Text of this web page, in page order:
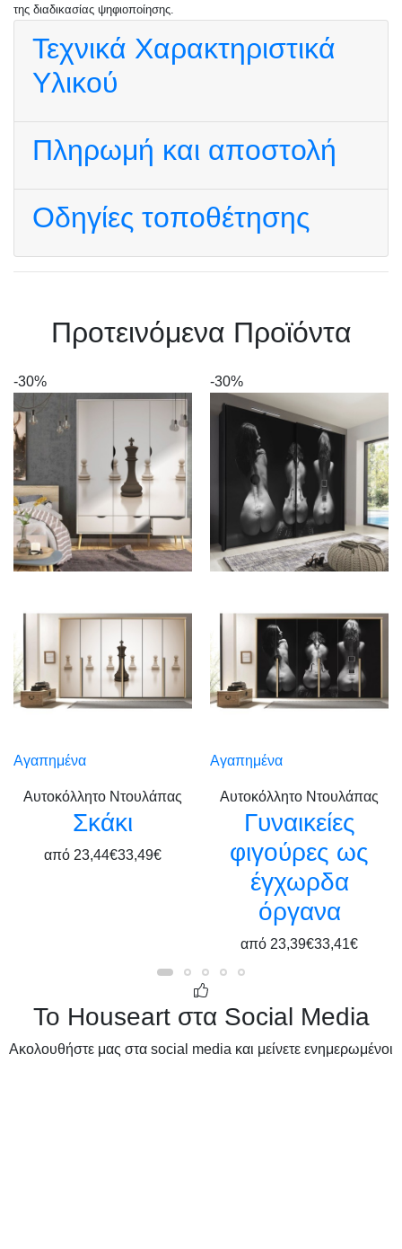
της διαδικασίας ψηφιοποίησης.
Τεχνικά Χαρακτηριστικά
Υλικού
Πληρωμή και αποστολή
Οδηγίες τοποθέτησης
Πρoτεινόμενα Προϊόντα
-30%
Αγαπημένα
Αυτοκόλλητο Ντουλάπας
Σκάκι
από 23,44€33,49€
-30%
Αγαπημένα
Αυτοκόλλητο Ντουλάπας
Γυναικείες
φιγούρες ως
έγχωρδα
όργανα
από 23,39€33,41€
Το Houseart στα Social Media
Ακολουθήστε μας στα social media και μείνετε ενημερωμένοι